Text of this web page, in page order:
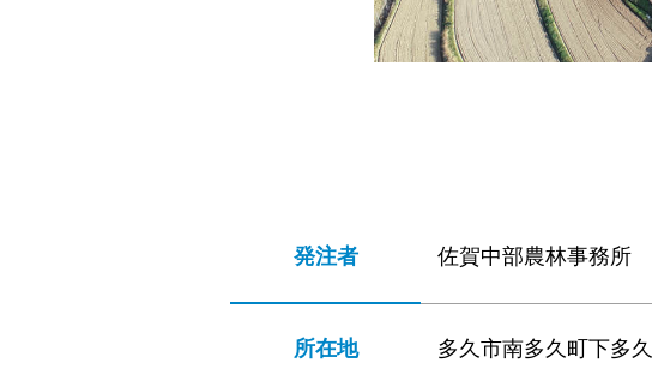
発注者 佐賀中部農林事務所
所在地 多久市南多久町下多久